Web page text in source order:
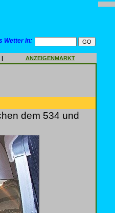
Wetter in:
| ANZEIGENMARKT
dem 534 und